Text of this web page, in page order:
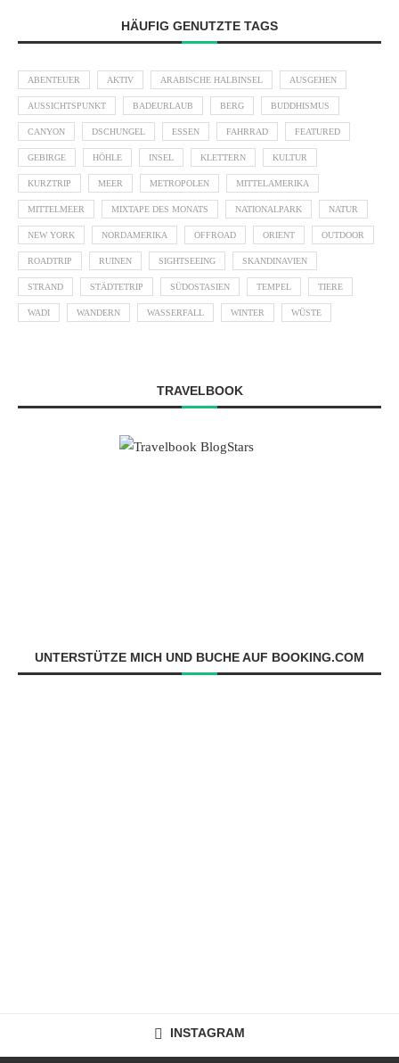
HÄUFIG GENUTZTE TAGS
ABENTEUER AKTIV ARABISCHE HALBINSEL AUSGEHEN
AUSSICHTSPUNKT BADEURLAUB BERG BUDDHISMUS
CANYON DSCHUNGEL ESSEN FAHRRAD FEATURED
GEBIRGE HÖHLE INSEL KLETTERN KULTUR
KURZTRIP MEER METROPOLEN MITTELAMERIKA
MITTELMEER MIXTAPE DES MONATS NATIONALPARK NATUR
NEW YORK NORDAMERIKA OFFROAD ORIENT OUTDOOR
ROADTRIP RUINEN SIGHTSEEING SKANDINAVIEN
STRAND STÄDTETRIP SÜDOSTASIEN TEMPEL TIERE
WADI WANDERN WASSERFALL WINTER WÜSTE
TRAVELBOOK
UNTERSTÜTZE MICH UND BUCHE AUF BOOKING.COM
INSTAGRAM